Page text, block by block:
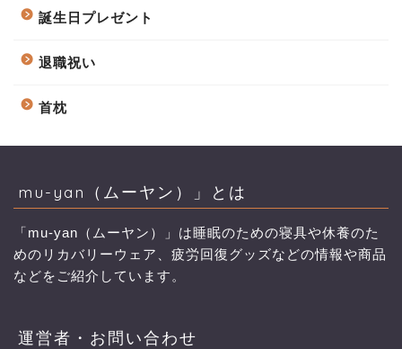
誕生日プレゼント
退職祝い
首枕
mu-yan（ムーヤン）」とは
「mu-yan（ムーヤン）」は睡眠のための寝具や休養のた
めのリカバリーウェア、疲労回復グッズなどの情報や商品
などをご紹介しています。
運営者・お問い合わせ